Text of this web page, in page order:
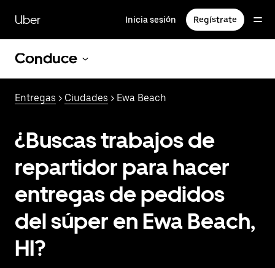
contenido
principal
Uber Inicia sesión Regístrate
Conduce
Entregas > Ciudades > Ewa Beach
¿Buscas trabajos de
repartidor para hacer
entregas de pedidos
del súper en Ewa Beach,
HI?